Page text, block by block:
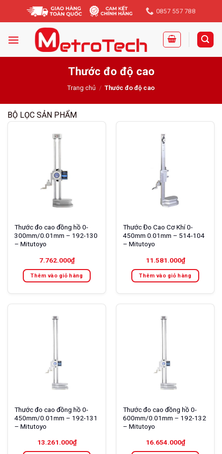
0857 557 788
Thước đo độ cao
Trang chủ / Thước đo độ cao
BỘ LỌC SẢN PHẨM
Thước đo cao đồng hồ 0-
300mm/0.01mm – 192-130
– Mitutoyo
7.762.000₫
Thêm vào giỏ hàng
Thước Đo Cao Cơ Khí 0-
450mm 0.01mm – 514-104
– Mitutoyo
11.581.000₫
Thêm vào giỏ hàng
Thước đo cao đồng hồ 0-
450mm/0.01mm – 192-131
– Mitutoyo
13.261.000₫
Thước đo cao đồng hồ 0-
600mm/0.01mm – 192-132
– Mitutoyo
16.654.000₫